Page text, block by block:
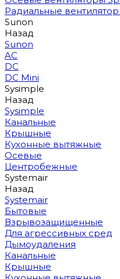
Радиальные
Sunon
Назад
Sunon
AC
DC
DC Mini
Sysimple
Назад
Sysimple
Канальные
Крышные
Кухонные вытяжные
Осевые
Центробежные
Systemair
Назад
Systemair
Бытовые
Взрывозащищенные
Для агрессивных сред
Дымоудаления
Канальные
Крышные